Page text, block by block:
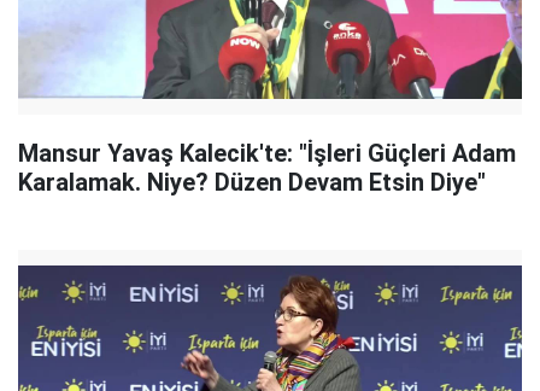
Mansur Yavaş Kalecik'te: "İşleri Güçleri Adam
Karalamak. Niye? Düzen Devam Etsin Diye"